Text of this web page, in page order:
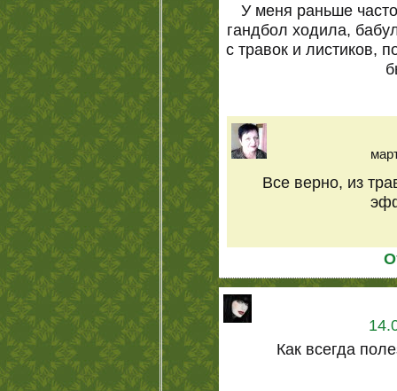
У меня раньше
гандбол ходила,
с травок и листиков,
Все верно, из
Как всегда